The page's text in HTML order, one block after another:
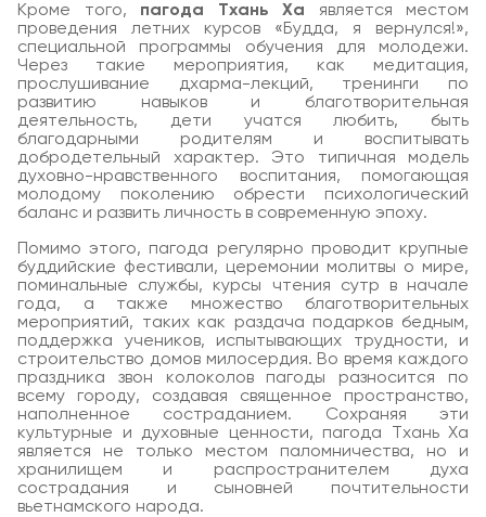
Кроме того, пагода Тхань Ха является местом
проведения летних курсов «Будда, я вернулся!»,
специальной программы обучения для молодежи.
Через такие мероприятия, как медитация,
прослушивание дхарма-лекций, тренинги по
развитию навыков и благотворительная
деятельность, дети учатся любить, быть
благодарными родителям и воспитывать
добродетельный характер. Это типичная модель
духовно-нравственного воспитания, помогающая
молодому поколению обрести психологический
баланс и развить личность в современную эпоху.
Помимо этого, пагода регулярно проводит крупные
буддийские фестивали, церемонии молитвы о мире,
поминальные службы, курсы чтения сутр в начале
года, а также множество благотворительных
мероприятий, таких как раздача подарков бедным,
поддержка учеников, испытывающих трудности, и
строительство домов милосердия. Во время каждого
праздника звон колоколов пагоды разносится по
всему городу, создавая священное пространство,
наполненное состраданием. Сохраняя эти
культурные и духовные ценности, пагода Тхань Ха
является не только местом паломничества, но и
хранилищем и распространителем духа
сострадания и сыновней почтительности
вьетнамского народа.